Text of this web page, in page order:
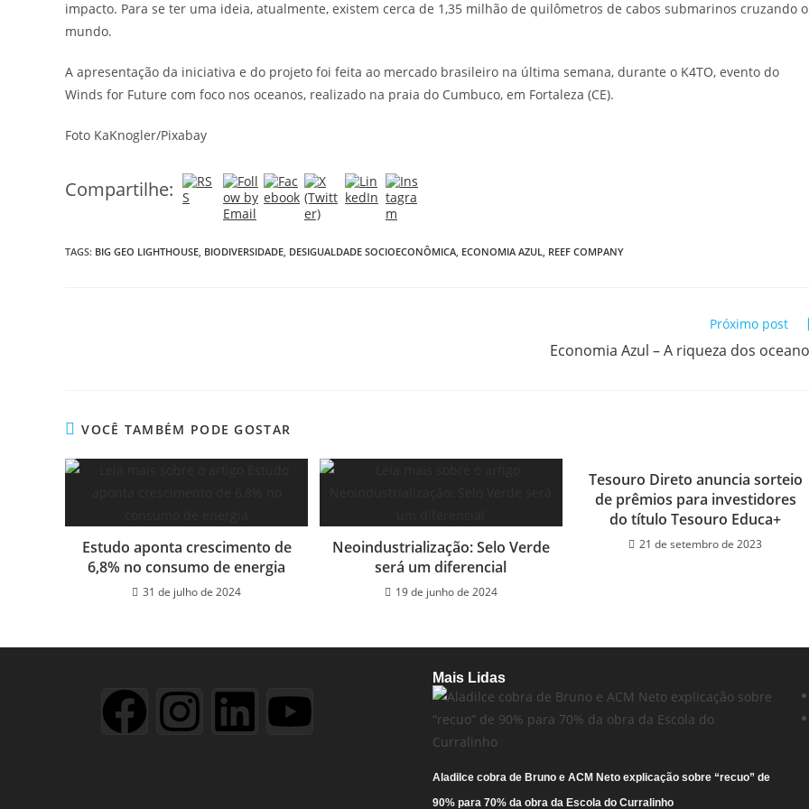
impacto. Para se ter uma ideia, atualmente, existem cerca de 1,35 milhão de quilômetros de cabos submarinos cruzando o
mundo.
A apresentação da iniciativa e do projeto foi feita ao mercado brasileiro na última semana, durante o K4TO, evento do
Winds for Future com foco nos oceanos, realizado na praia do Cumbuco, em Fortaleza (CE).
Foto KaKnogler/Pixabay
Compartilhe:
TAGS: BIG GEO LIGHTHOUSE BIODIVERSIDADE DESIGUALDADE SOCIOECONÔMICA ECONOMIA AZUL REEF COMPANY
Próximo post
Economia Azul – A riqueza dos
VOCÊ TAMBÉM PODE GOSTAR
Estudo aponta crescimento de
6,8% no consumo de energia
31 de julho de 2024
Neoindustrialização: Selo Verde
será um diferencial
19 de junho de 2024
Tesouro Direto anuncia sorteio
de prêmios para investidores
do título Tesouro Educa+
21 de setembro de 2023
Mais Lidas
Aladilce cobra de Bruno e ACM Neto explicação sobre “recuo” de
90% para 70% da obra da Escola do Curralinho